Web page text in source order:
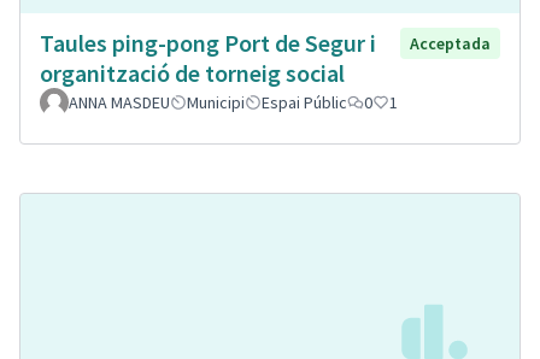
Taules ping-pong Port de Segur i
organització de torneig social
Acceptada
ANNA MASDEU Municipi Espai Públic 0 1